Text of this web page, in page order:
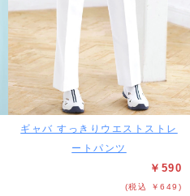
ギャバ すっきりウエストストレ
ートパンツ
￥590
(税込 ￥649)